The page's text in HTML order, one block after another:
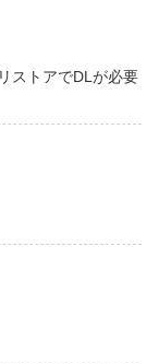
ストアでDLが必要